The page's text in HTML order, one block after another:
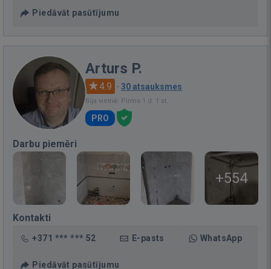
Piedāvāt pasūtījumu
Arturs P.
4.9 · 30 atsauksmes
Bija vietnē: Pirms 1 d. 1 st.
PRO
Darbu piemēri
+554
Kontakti
+371 *** *** 52 E-pasts WhatsApp
Piedāvāt pasūtījumu